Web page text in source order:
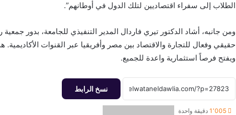
الطلاب إلى سفراء اقتصاديين لتلك الدول في أوطانهم”.
ومن جانبه، أشاد الدكتور تيري فاردال المدير التنفيذي للجامعة، بدور
حقيقي وفعال للتجارة والاقتصاد بين مصر وأفريقيا عبر القنوات الأكاديمية.
ويفتح فرصاً استثمارية واعدة للجميع.
نسخ الرابط
1٬005 دقيقة واحدة